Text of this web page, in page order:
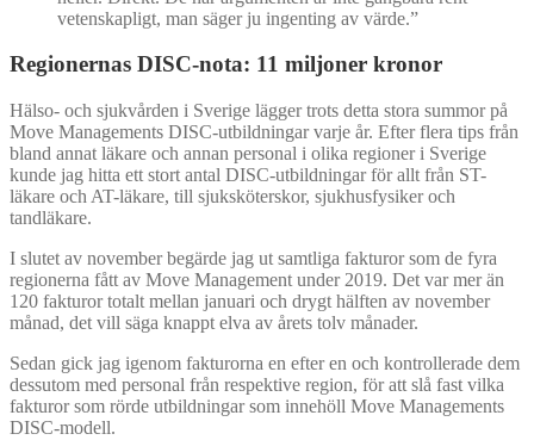
vetenskapligt, man säger ju ingenting av värde.”
Regionernas DISC-nota: 11 miljoner kronor
Hälso- och sjukvården i Sverige lägger trots detta stora summor på
Move Managements DISC-utbildningar varje år. Efter flera tips från
bland annat läkare och annan personal i olika regioner i Sverige
kunde jag hitta ett stort antal DISC-utbildningar för allt från ST-
läkare och AT-läkare, till sjuksköterskor, sjukhusfysiker och
tandläkare.
I slutet av november begärde jag ut samtliga fakturor som de fyra
regionerna fått av Move Management under 2019. Det var mer än
120 fakturor totalt mellan januari och drygt hälften av november
månad, det vill säga knappt elva av årets tolv månader.
Sedan gick jag igenom fakturorna en efter en och kontrollerade dem
dessutom med personal från respektive region, för att slå fast vilka
fakturor som rörde utbildningar som innehöll Move Managements
DISC-modell.